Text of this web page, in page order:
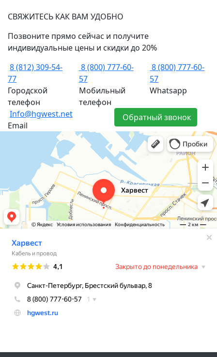
СВЯЖИТЕСЬ КАК ВАМ УДОБНО
Позвоните прямо сейчас и получите
индивидуальные цены и скидки до 20%
8 (812) 309-54-
77
Городской
телефон
8 (800) 777-60-
57
Мобильный
телефон
8 (800) 777-60-
57
Whatsapp
Info@hgwest.net
Email
Обратный звонок